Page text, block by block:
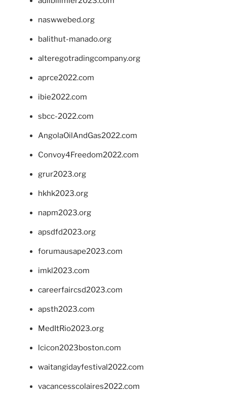
naswwebed.org
balithut-manado.org
alteregotradingcompany.org
aprce2022.com
ibie2022.com
sbcc-2022.com
AngolaOilAndGas2022.com
Convoy4Freedom2022.com
grur2023.org
hkhk2023.org
napm2023.org
apsdfd2023.org
forumausape2023.com
imkl2023.com
careerfaircsd2023.com
apsth2023.com
MedItRio2023.org
lcicon2023boston.com
waitangidayfestival2022.com
vacancesscolaires2022.com